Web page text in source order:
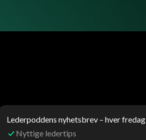
Lederpoddens nyhetsbrev – hver fredag
Nyttige ledertips